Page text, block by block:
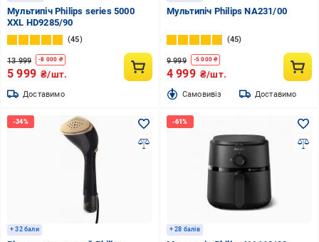
Мультипіч Philips series 5000
XXL HD9285/90
45
13 999 -8 000 ₴
5 999 ₴/шт.
Доставимо
Мультипіч Philips NA231/00
45
9 999 -5 000 ₴
4 999 ₴/шт.
Cамовивіз Доставимо
+ 32 бали + 28 балів